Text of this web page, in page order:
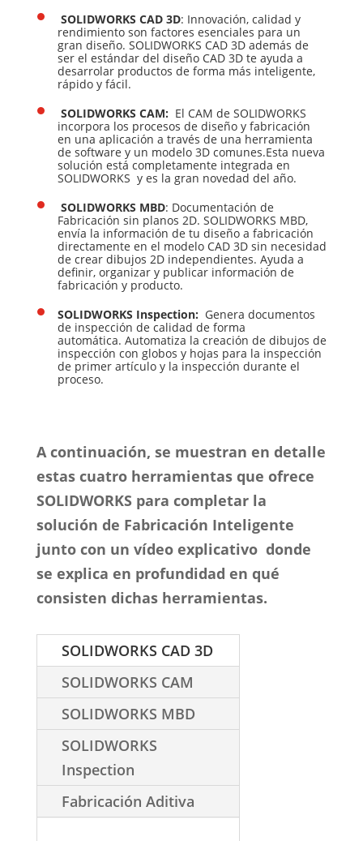
SOLIDWORKS CAD 3D: Innovación, calidad y
rendimiento son factores esenciales para un
gran diseño. SOLIDWORKS CAD 3D además de
ser el estándar del diseño CAD 3D te ayuda a
desarrolar productos de forma más inteligente,
rápido y fácil.
SOLIDWORKS CAM: El CAM de SOLIDWORKS
incorpora los procesos de diseño y fabricación
en una aplicación a través de una herramienta
de software y un modelo 3D comunes.Esta nueva
solución está completamente integrada en
SOLIDWORKS y es la gran novedad del año.
SOLIDWORKS MBD: Documentación de
Fabricación sin planos 2D. SOLIDWORKS MBD,
envía la información de tu diseño a fabricación
directamente en el modelo CAD 3D sin necesidad
de crear dibujos 2D independientes. Ayuda a
definir, organizar y publicar información de
fabricación y producto.
SOLIDWORKS Inspection: Genera documentos
de inspección de calidad de forma
automática. Automatiza la creación de dibujos de
inspección con globos y hojas para la inspección
de primer artículo y la inspección durante el
proceso.
A continuación, se muestran en detalle
estas cuatro herramientas que ofrece
SOLIDWORKS para completar la
solución de Fabricación Inteligente
junto con un vídeo explicativo donde
se explica en profundidad en qué
consisten dichas herramientas.
SOLIDWORKS CAD 3D
SOLIDWORKS CAM
SOLIDWORKS MBD
SOLIDWORKS
Inspection
Fabricación Aditiva